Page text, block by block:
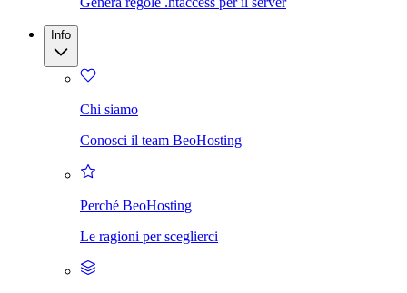
Info
Chi siamo
Conosci il team BeoHosting
Perché BeoHosting
Le ragioni per sceglierci